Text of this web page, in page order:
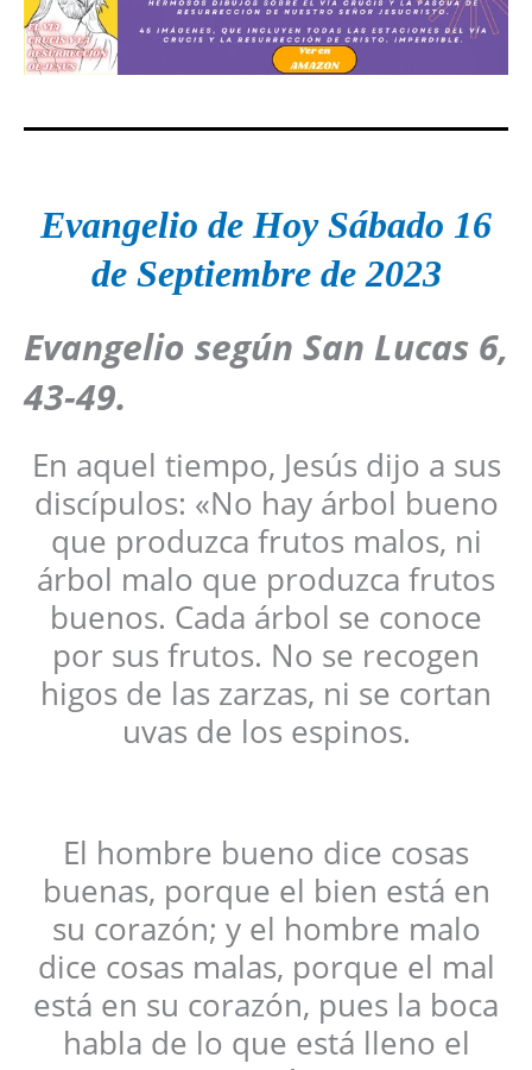
Evangelio de Hoy Sábado 16
de Septiembrede 2023
Evangelio según San Lucas 6,
43-49.
En aquel tiempo, Jesús dijo a sus
discípulos: «No hay árbol bueno
que produzca frutos malos, ni
árbol malo que produzca frutos
buenos. Cada árbol se conoce
por sus frutos. No se recogen
higos de las zarzas, ni se cortan
uvas de los espinos.
El hombre bueno dice cosas
buenas, porque el bien está en
su corazón; y el hombre malo
dice cosas malas, porque el mal
está en su corazón, pues la boca
habla de lo que está lleno el